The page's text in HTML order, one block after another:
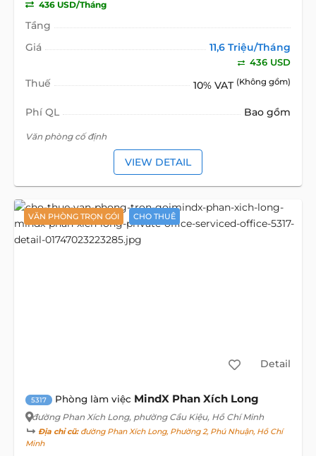
436 USD/Tháng
Tầng
Giá
11,6 Triệu/Tháng
436 USD
Thuế 10% VAT (Không gồm)
Phí QL Bao gồm
Văn phòng cố định
VIEW DETAIL
VĂN PHÒNG TRỌN GÓI CHO THUÊ
Detail
5317 Phòng làm việc MindX Phan Xích Long
đường Phan Xích Long, phường Cầu Kiệu, Hồ Chí Minh
Địa chỉ cũ:đường Phan Xích Long, Phường 2, Phú Nhuận, Hồ Chí
Minh